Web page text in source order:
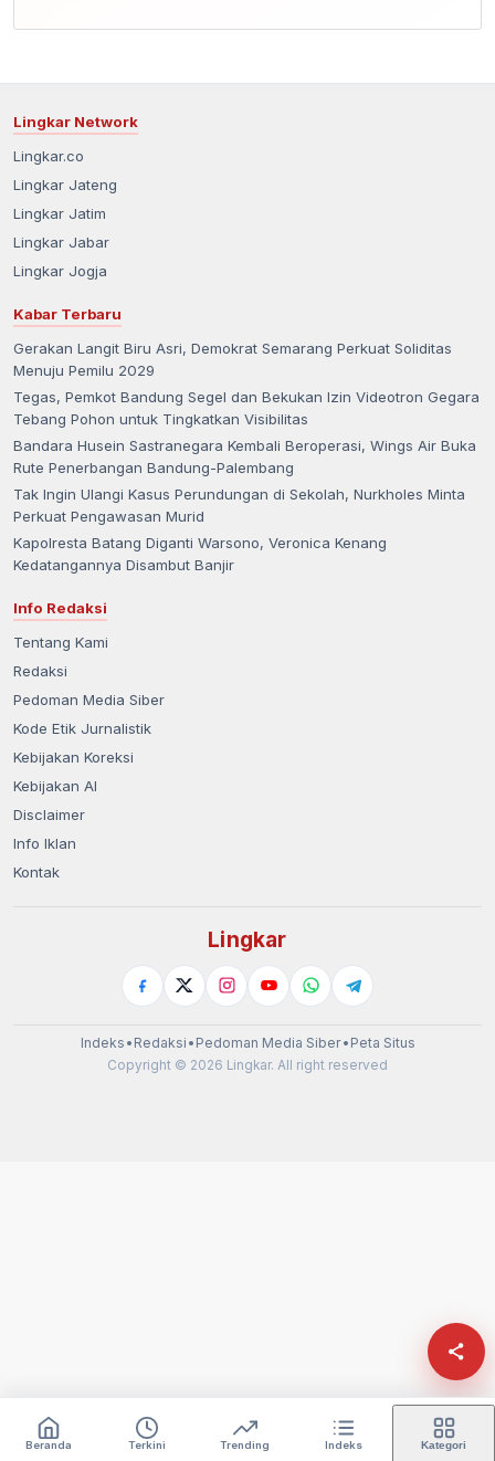
Beranda Terkini Trending Indeks Kategori
Lingkar Network
Lingkar.co
Lingkar Jateng
Lingkar Jatim
Lingkar Jabar
Lingkar Jogja
Kabar Terbaru
Gerakan Langit Biru Asri, Demokrat Semarang Perkuat Soliditas
Menuju Pemilu 2029
Tegas, Pemkot Bandung Segel dan Bekukan Izin Videotron Gegara
Tebang Pohon untuk Tingkatkan Visibilitas
Bandara Husein Sastranegara Kembali Beroperasi, Wings Air Buka
Rute Penerbangan Bandung-Palembang
Tak Ingin Ulangi Kasus Perundungan di Sekolah, Nurkholes Minta
Perkuat Pengawasan Murid
Kapolresta Batang Diganti Warsono, Veronica Kenang
Kedatangannya Disambut Banjir
Info Redaksi
Tentang Kami
Redaksi
Pedoman Media Siber
Kode Etik Jurnalistik
Kebijakan Koreksi
Kebijakan AI
Disclaimer
Info Iklan
Kontak
Lingkar
Indeks • Redaksi • Pedoman Media Siber• Peta Situs
Copyright © 2026 Lingkar. All right reserved